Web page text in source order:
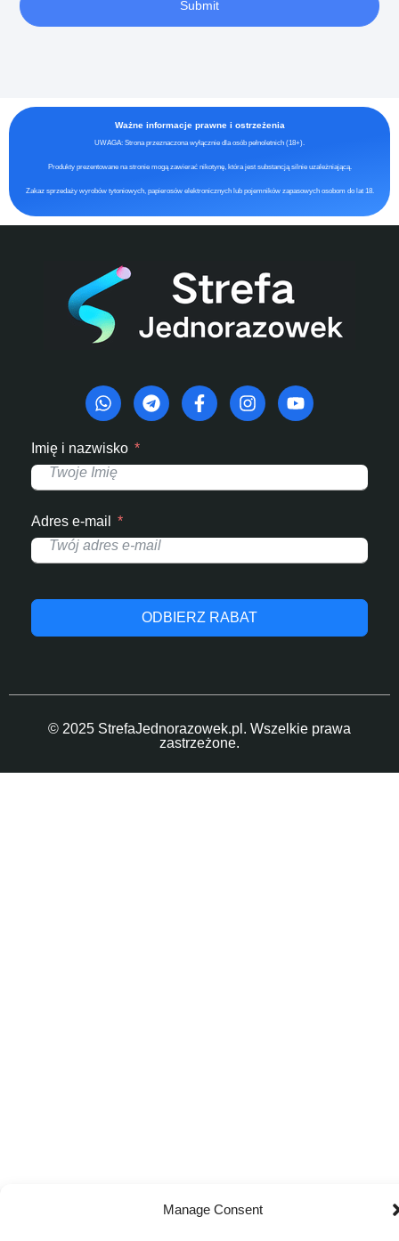
Manage Consent
Submit
Ważne informacje prawne i ostrzeżenia
UWAGA: Strona przeznaczona wyłącznie dla osób pełnoletnich (18+).
Produkty prezentowane na stronie mogą zawierać nikotynę, która jest substancją silnie uzależniającą.
Zakaz sprzedaży wyrobów tytoniowych, papierosów elektronicznych lub pojemników zapasowych osobom do lat 18.
Imię i nazwisko
Adres e-mail
ODBIERZ RABAT
© 2025 StrefaJednorazowek.pl. Wszelkie prawa
zastrzeżone.